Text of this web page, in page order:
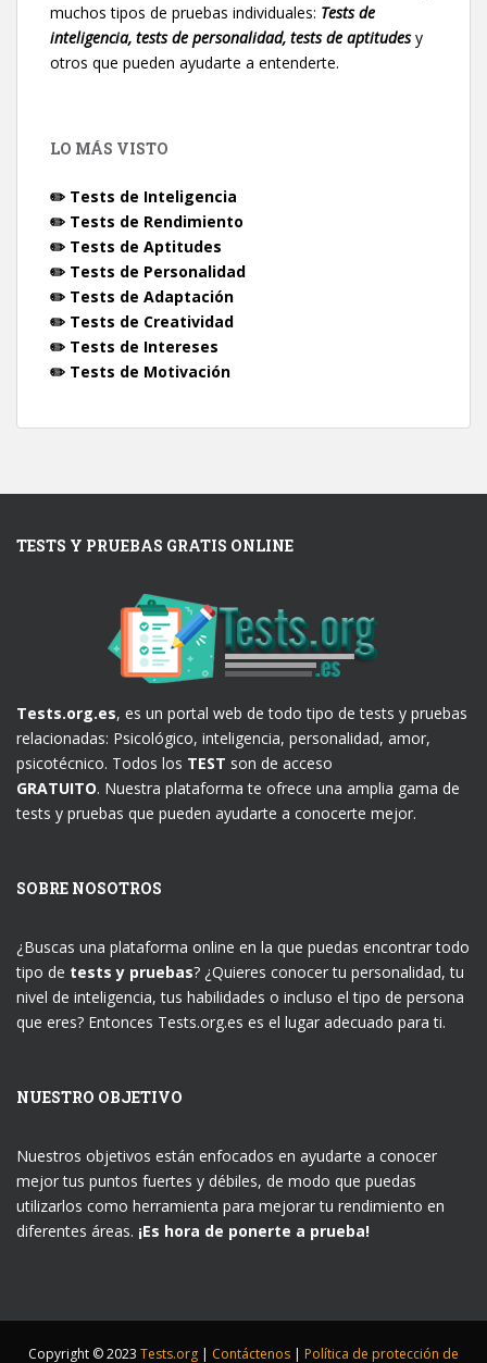
muchos tipos de pruebas individuales: Tests de
inteligencia, tests de personalidad, tests de aptitudesy
otros que pueden ayudarte a entenderte.
LO MÁS VISTO
✏️ Tests de Inteligencia
✏️ Tests de Rendimiento
✏️ Tests de Aptitudes
✏️ Tests de Personalidad
✏️ Tests de Adaptación
✏️ Tests de Creatividad
✏️ Tests de Intereses
✏️ Tests de Motivación
TESTS Y PRUEBAS GRATIS ONLINE
Tests.org.es, es un portal web de todo tipo de tests y pruebas
relacionadas: Psicológico, inteligencia, personalidad, amor,
psicotécnico. Todos los TEST son de acceso
GRATUITO. Nuestra plataforma te ofrece una amplia gama de
tests y pruebas que pueden ayudarte a conocerte mejor.
SOBRE NOSOTROS
¿Buscas una plataforma online en la que puedas encontrar todo
tipo de tests y pruebas? ¿Quieres conocer tu personalidad, tu
nivel de inteligencia, tus habilidades o incluso el tipo de persona
que eres? Entonces Tests.org.es es el lugar adecuado para ti.
NUESTRO OBJETIVO
Nuestros objetivos están enfocados en ayudarte a conocer
mejor tus puntos fuertes y débiles, de modo que puedas
utilizarlos como herramienta para mejorar tu rendimiento en
diferentes áreas. ¡Es hora de ponerte a prueba!
Copyright © 2023 Tests.org | Contáctenos | Política de protección de